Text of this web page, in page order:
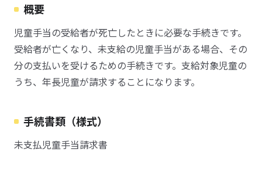
概要
児童手当の受給者が死亡したときに必要な手続きです。
受給者が亡くなり、未支給の児童手当がある場合、その
分の支払いを受けるための手続きです。支給対象児童の
うち、年長児童が請求することになります。
手続書類（様式）
未支払児童手当請求書